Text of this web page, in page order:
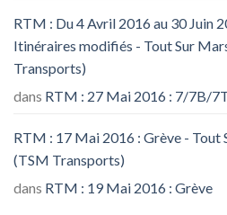
RTM : Du 4 Avril 2016 au 30 Juin
Itinéraires modifiés - Tout Sur
Transports)
dans RTM : 27 Mai 2016 : 7/7B/
RTM : 17 Mai 2016 : Grève - Tout
(TSM Transports)
dans RTM : 19 Mai 2016 : Grève